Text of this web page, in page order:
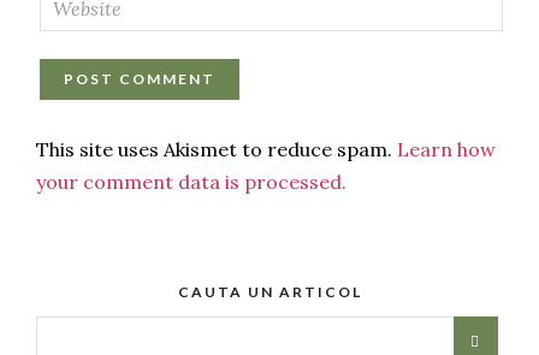
This site uses Akismet to reduce spam. Learn how
your comment data is processed.
CAUTA UN ARTICOL